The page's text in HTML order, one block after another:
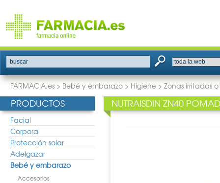
buscar
FARMACIA.es > Bebé y embarazo > Higiene > Zonas irritadas
PRODUCTOS
Facial
Corporal
Protección solar
Adelgazar
Bebé y embarazo
Accesorios
NUTRAISDIN ZN40